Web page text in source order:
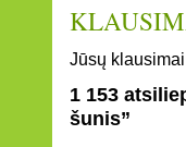
Jūsų
1 153
šunis”